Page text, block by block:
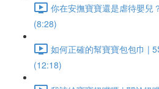
你在安撫寶寶還是虐待嬰兒
(8:28)
如何正確的幫寶寶包包巾 |
(12:18)